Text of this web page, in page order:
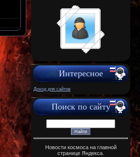
Интересное
Доход для сайтов
Поиск по сайту
Новости космоса на главной
странице Яндекса.